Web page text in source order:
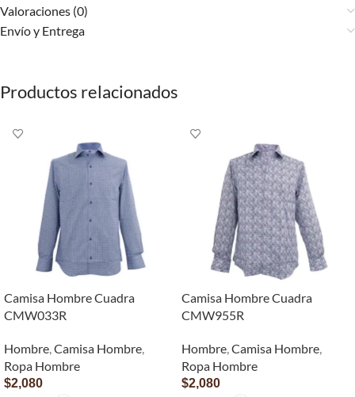
Valoraciones (0)
Envío y Entrega
Productos relacionados
Camisa Hombre Cuadra
CMW033R
Hombre,Camisa Hombre,
Ropa Hombre
$2,080
Camisa Hombre Cuadra
CMW955R
Hombre,Camisa Hombre,
Ropa Hombre
$2,080